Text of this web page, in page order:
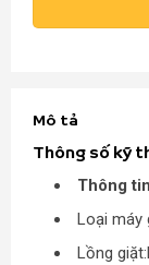
Mô tả
Thông số kỹ
Thông
Loại máy
Lồng